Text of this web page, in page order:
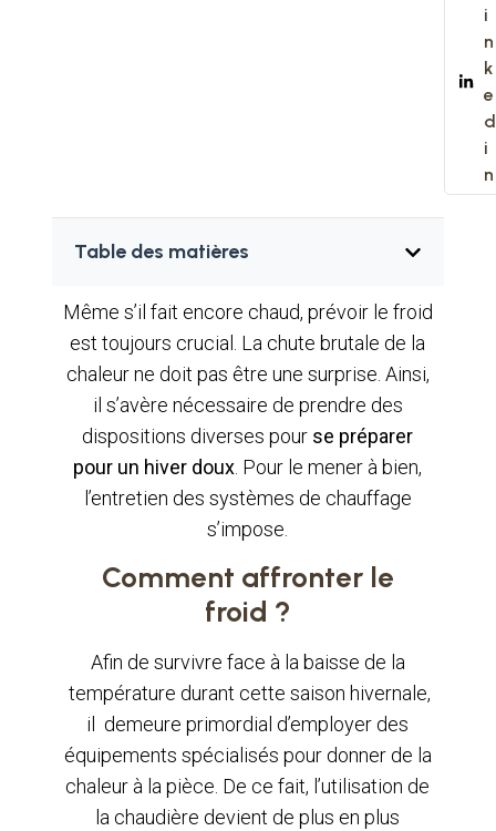
i
n
k
e
d
i
n
Table des matières
Même s’il fait encore chaud, prévoir le froid
est toujours crucial. La chute brutale de la
chaleur ne doit pas être une surprise. Ainsi,
il s’avère nécessaire de prendre des
dispositions diverses pour se préparer
pour un hiver doux . Pour le mener à bien,
l’entretien des systèmes de chauffage
s’impose.
Comment affronter le
froid ?
Afin de survivre face à la baisse de la
température durant cette saison hivernale,
il demeure primordial d’employer des
équipements spécialisés pour donner de la
chaleur à la pièce. De ce fait, l’utilisation de
la chaudière devient de plus en plus